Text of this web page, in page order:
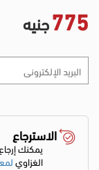
775جنيه
الاسترجاع
يمكنك
الغزاوي